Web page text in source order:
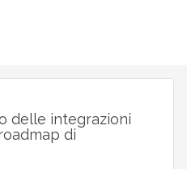
delle integrazioni
di